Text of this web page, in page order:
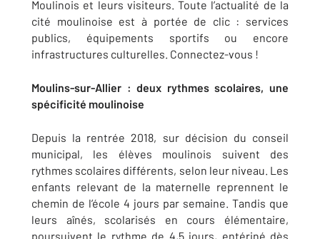
Moulinois et leurs visiteurs. Toute l’actualité de la
cité moulinoise est à portée de clic : services
publics, équipements sportifs ou encore
infrastructures culturelles. Connectez-vous !
Moulins-sur-Allier : deux rythmes scolaires, une
spécificité moulinoise
Depuis la rentrée 2018, sur décision du conseil
municipal, les élèves moulinois suivent des
rythmes scolaires différents, selon leur niveau. Les
enfants relevant de la maternelle reprennent le
chemin de l’école 4 jours par semaine. Tandis que
leurs aînés, scolarisés en cours élémentaire,
poursuivent le rythme de 4,5 jours, entériné dès